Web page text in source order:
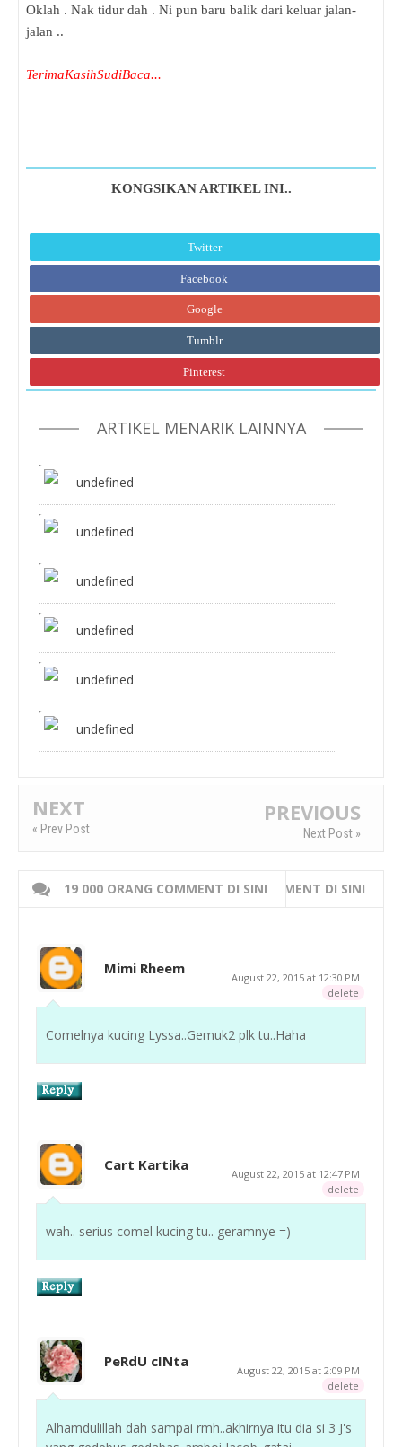
Oklah . Nak tidur dah . Ni pun baru balik dari keluar jalan-
jalan ..
TerimaKasihSudiBaca...
KONGSIKAN ARTIKEL INI..
Twitter
Facebook
Google
Tumblr
Pinterest
ARTIKEL MENARIK LAINNYA
undefined
undefined
undefined
undefined
undefined
undefined
NEXT
« Prev Post
PREVIOUS
Next Post »
19 000 ORANG COMMENT DI SINI
WRITE 000 ORANG COMMENT DI SINI
Mimi Rheem
August 22, 2015 at 12:30 PM
delete
Comelnya kucing Lyssa..Gemuk2 plk tu..Haha
Cart Kartika
August 22, 2015 at 12:47 PM
delete
wah.. serius comel kucing tu.. geramnye =)
PeRdU cINta
August 22, 2015 at 2:09 PM
delete
Alhamdulillah dah sampai rmh..akhirnya itu dia si 3 J's